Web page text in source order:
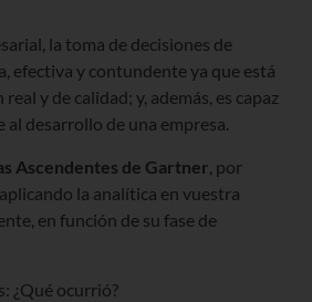
la toma de decisiones de
efectiva y contundente ya que está
y de calidad; y, además, es capaz
desarrollo de una empresa.
Ascendentes de Gartner, por
la analítica en vuestra
en función de su fase de
¿Qué ocurrió?